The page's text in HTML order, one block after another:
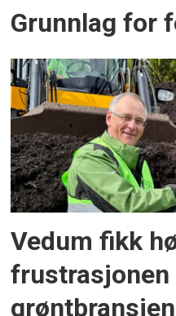
Grunnlag for
Vedum fikk
frustrasjonen